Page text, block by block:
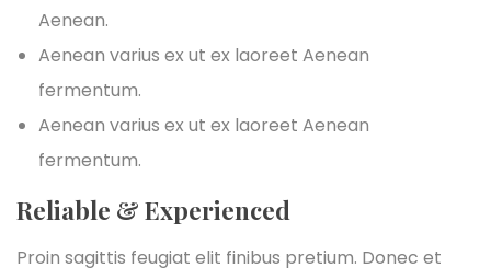
Aenean.
Aenean varius ex ut ex laoreet Aenean
fermentum.
Aenean varius ex ut ex laoreet Aenean
fermentum.
Reliable & Experienced
Proin sagittis feugiat elit finibus pretium. Donec et